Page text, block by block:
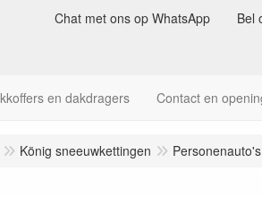
Chat met ons op WhatsApp Bel
en dakdragers Contact en
König sneeuwkettingen Personenauto's